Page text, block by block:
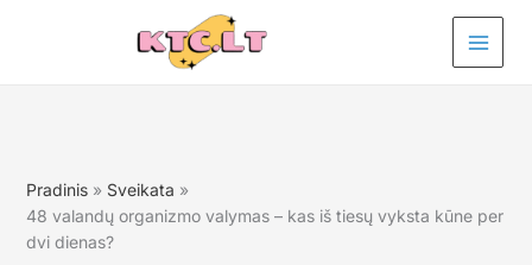
Pradinis
Sveikata
48 valandų organizmo valymas – kas iš tiesų vyksta kūne per
dvi dienas?